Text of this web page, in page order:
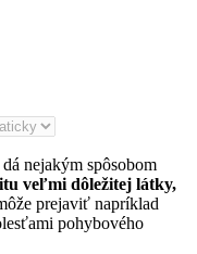
nejakým spôsobom
veľmi dôležitej látky,
prejaviť napríklad
pohybového